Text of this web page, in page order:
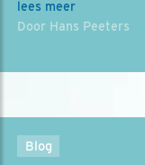
lees meer
Door Hans Peeters
Blog